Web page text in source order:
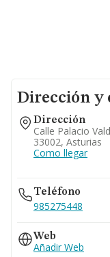
Dirección y
Dirección
Calle Palacio
33002, Asturias
Como llegar
Teléfono
985275448
Web
Añadir Web